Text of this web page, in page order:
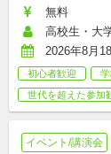
無料
高校生・大
2026年8月
初心者歓迎
世代を超えた参加
イベント/講演会